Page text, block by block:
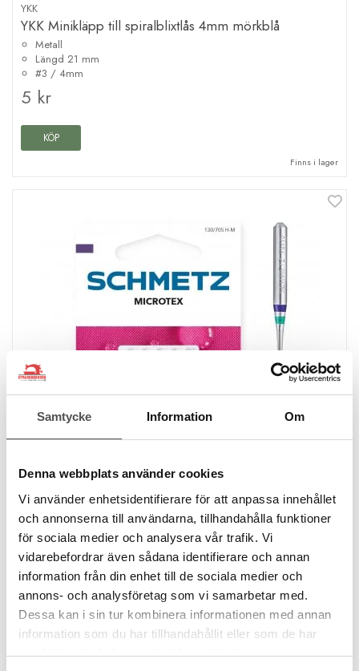
Samtycke Information Om
Denna webbplats använder cookies
Vi använder enhetsidentifierare för att anpassa innehållet
och annonserna till användarna, tillhandahålla funktioner
för sociala medier och analysera vår trafik. Vi
vidarebefordrar även sådana identifierare och annan
information från din enhet till de sociala medier och
annons- och analysföretag som vi samarbetar med.
Dessa kan i sin tur kombinera informationen med annan
information som du har tillhandahållit eller som de har
samlat in när du har använt deras tjänster.
YKK
YKK Minikläpp till spiralblixtlås 4mm mörkblå
Metall
Längd 21 mm
#3 / 4mm
5 kr
KÖP
Finns i lager
Schmetz
Schmetz microtextnål nr 70
För täta tyger
Mikrofiber och siden
Smalare spets
51 kr
KÖP